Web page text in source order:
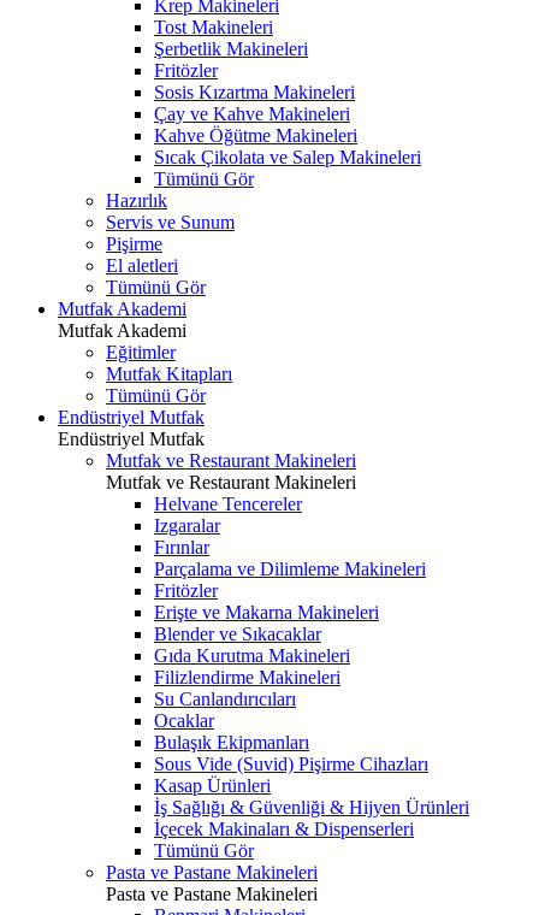
Krep Makineleri
Tost Makineleri
Şerbetlik Makineleri
Fritözler
Sosis Kızartma Makineleri
Çay ve Kahve Makineleri
Kahve Öğütme Makineleri
Sıcak Çikolata ve Salep Makineleri
Tümünü Gör
Hazırlık
Servis ve Sunum
Pişirme
El aletleri
Tümünü Gör
Mutfak Akademi
Mutfak Akademi
Eğitimler
Mutfak Kitapları
Tümünü Gör
Endüstriyel Mutfak
Endüstriyel Mutfak
Mutfak ve Restaurant Makineleri
Mutfak ve Restaurant Makineleri
Helvane Tencereler
Izgaralar
Fırınlar
Parçalama ve Dilimleme Makineleri
Fritözler
Erişte ve Makarna Makineleri
Blender ve Sıkacaklar
Gıda Kurutma Makineleri
Filizlendirme Makineleri
Su Canlandırıcıları
Ocaklar
Bulaşık Ekipmanları
Sous Vide (Suvid) Pişirme Cihazları
Kasap Ürünleri
İş Sağlığı & Güvenliği & Hijyen Ürünleri
İçecek Makinaları & Dispenserleri
Tümünü Gör
Pasta ve Pastane Makineleri
Pasta ve Pastane Makineleri